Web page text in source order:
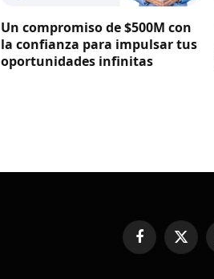
Un compromiso de $500M con
la confianza para impulsar tus
oportunidades infinitas
FacebookX
(Twitter)